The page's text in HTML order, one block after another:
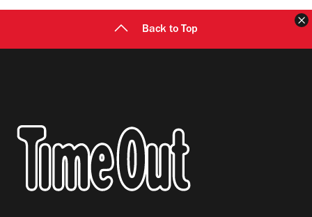
Back to Top